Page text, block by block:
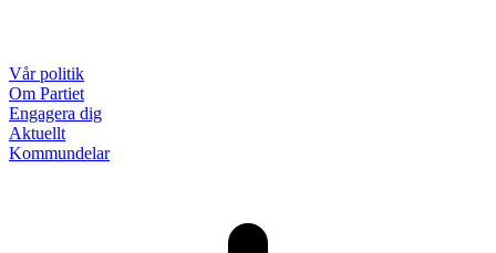
Vår politik
Om Partiet
Engagera dig
Aktuellt
Kommundelar